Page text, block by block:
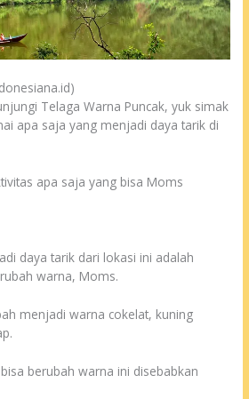
Telaga Warna Puncak, yuk simak
apa saja yang menjadi daya tarik di
apa saja yang bisa Moms
daya tarik dari lokasi ini adalah
warna, Moms.
menjadi warna cokelat, kuning
berubah warna ini disebabkan